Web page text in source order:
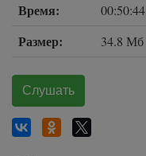
Время: 00:50:44
Размер: 34.8 Мб
Слушать